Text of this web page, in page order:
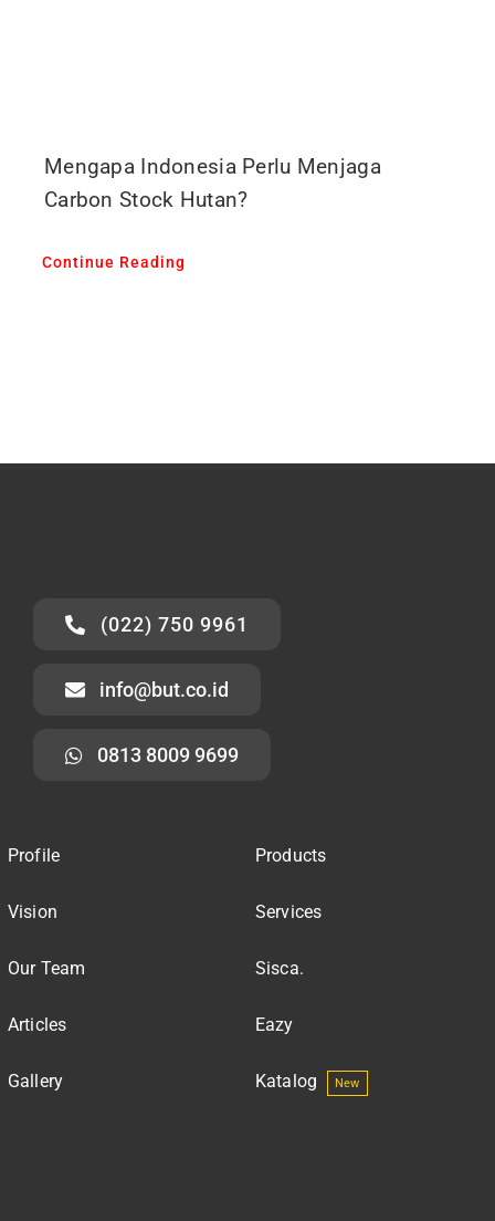
Mengapa Indonesia Perlu Menjaga
Carbon Stock Hutan?
Continue Reading
(022) 750 9961
info@but.co.id
0813 8009 9699
Profile
Vision
Our Team
Articles
Gallery
Products
Services
Sisca.
Eazy
Katalog New